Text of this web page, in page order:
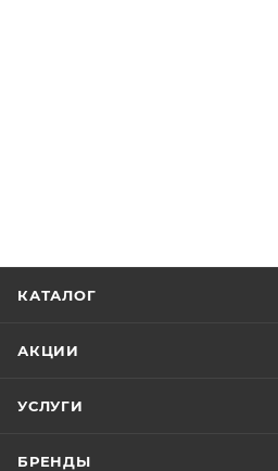
КАТАЛОГ
АКЦИИ
УСЛУГИ
БРЕНДЫ